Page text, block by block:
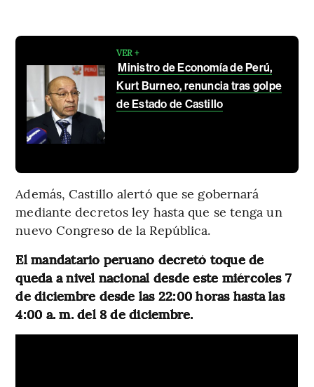
VER +
Ministro de Economía de Perú,
Kurt Burneo, renuncia tras golpe
de Estado de Castillo
Además, Castillo alertó que se gobernará
mediante decretos ley hasta que se tenga un
nuevo Congreso de la República.
El mandatario peruano decretó toque de
queda a nivel nacional desde este miércoles 7
de diciembre desde las 22:00 horas hasta las
4:00 a. m. del 8 de diciembre.